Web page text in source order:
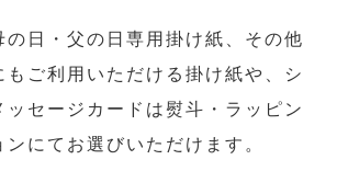
の日・父の日専用掛け紙、その他
もご利用いただける掛け紙や、シ
ッセージカードは熨斗・ラッピン
にてお選びいただけます。